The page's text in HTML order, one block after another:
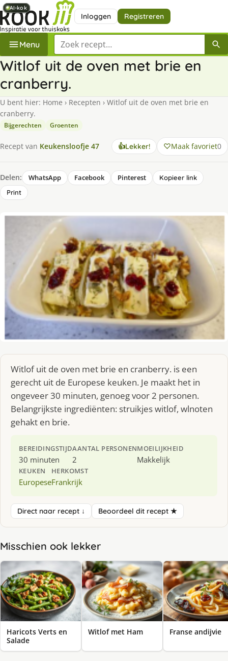
Inloggen Registreren
Menu Zoek een recept
Witlof uit de oven met brie en
cranberry.
U bent hier: Home › Recepten › Witlof uit de oven met brie en
cranberry.
Bijgerechten Groenten
Recept van Keukensloofje 47 👍Lekker! Maak favoriet0
Delen: WhatsApp Facebook Pinterest
Kopieer link
Print
Witlof uit de oven met brie en cranberry. is een
gerecht uit de Europese keuken. Je maakt het in
ongeveer 30 minuten, genoeg voor 2 personen.
Belangrijkste ingrediënten: struikjes witlof, wlnoten
gehakt en brie.
BEREIDINGSTIJD
30 minuten
AANTAL PERSONEN
2
MOEILIJKHEID
Makkelijk
KEUKEN
Europese
HERKOMST
Frankrijk
Direct naar recept ↓ Beoordeel dit recept ★
Misschien ook lekker
AI-kok
Haricots Verts en
Salade
AI-kok
Witlof met Ham
AI-kok
Franse andijvie
AI-kok
AI-kok